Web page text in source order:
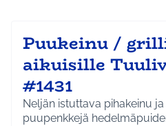
Puukeinu /
aikuisille
#1431
Neljän istuttava pihakeinu
puupenkkejä